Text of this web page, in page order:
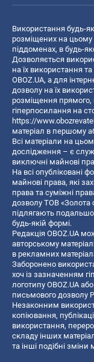
Використання будь-
розміщених на цьому
піддоменах, в будь-
Дозволяється
на їх використання
OBOZ.UA, а для
дозволу на їх
розміщення прямого,
гіперпосилання на
https://
матеріал в першому
Всі матеріали на
дослідження – є
виключні майнові
На всі опубліковані
майнові права, які
права та суміжні
дозволу ТОВ «Золота
підлягають
будь-якій формі.
Редакція OBOZ.UA
авторському
в рекламних
Заборонено
хоч із зазначенням
логотипу OBOZ.UA
письмового дозволу
Незаконним
копiювання,
використання,
складу інших
та інші подібні зміни